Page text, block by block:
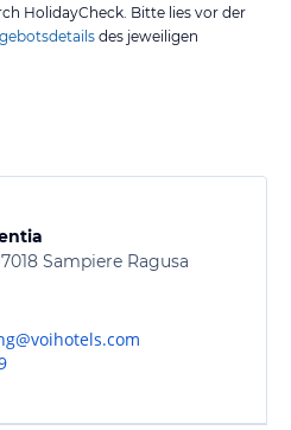
HolidayCheck. Bitte lies vor der
des jeweiligen
Sampiere Ragusa